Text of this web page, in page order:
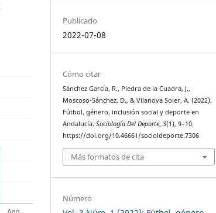
Publicado
2022-07-08
Cómo citar
Sánchez García, R., Piedra de la Cuadra, J.,
Moscoso-Sánchez, D., & Vilanova Soler, A. (2022).
Fútbol, género, inclusión social y deporte en
Andalucía.Sociología Del Deporte,3(1), 9–10.
https://doi.org/10.46661/socioldeporte.7306
Más formatos de cita
Número